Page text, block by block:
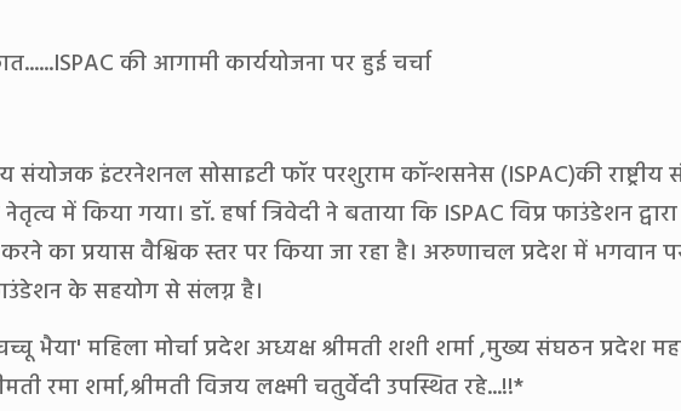
की आगामी कार्ययोजना पर हुई चर्चा
संयोजक इंटरनेशनल सोसाइटी फॉर परशुराम कॉन्शसनेस (ISPAC)की राष्ट्रीय
नेतृत्व में किया गया। डॉ. हर्षा त्रिवेदी ने बताया कि ISPAC विप्र फाउंडेशन
का प्रयास वैश्विक स्तर पर किया जा रहा है। अरुणाचल प्रदेश में भगवान
के सहयोग से संलग्न है।
भैया' महिला मोर्चा प्रदेश अध्यक्ष श्रीमती शशी शर्मा ,मुख्य संघठन प्रदेश
रमा शर्मा,श्रीमती विजय लक्ष्मी चतुर्वेदी उपस्थित रहे...!!*